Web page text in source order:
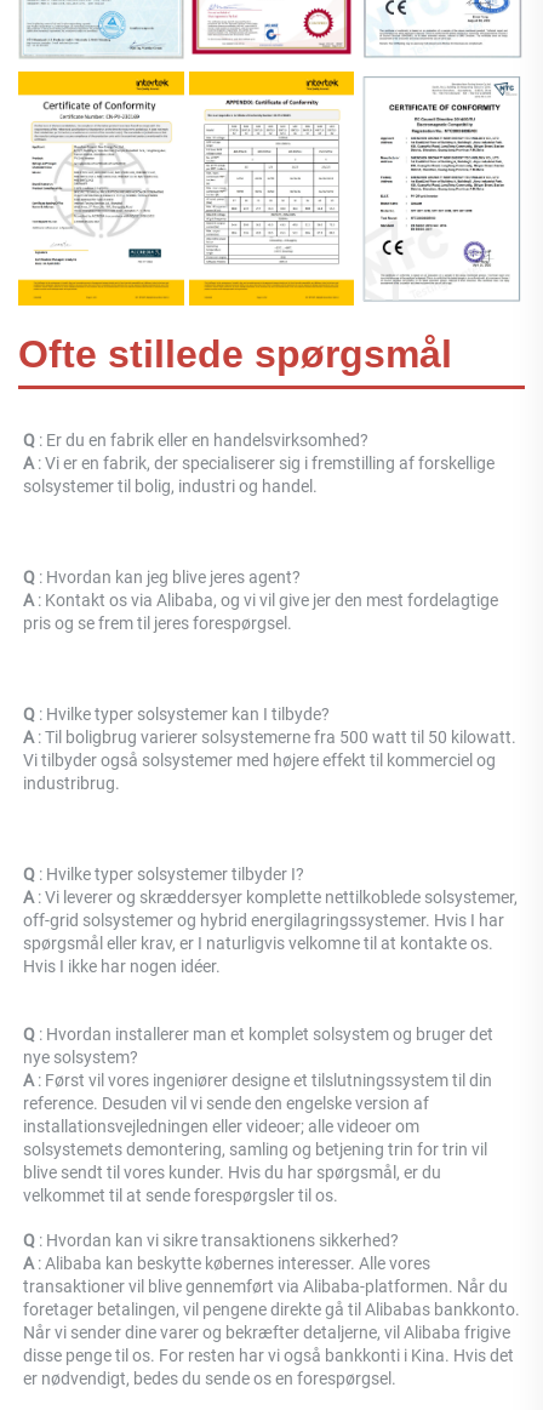
Ofte stillede spørgsmål
Q : Er du en fabrik eller en handelsvirksomhed?
A : Vi er en fabrik, der specialiserer sig i fremstilling af forskellige
solsystemer til bolig, industri og handel.
Q : Hvordan kan jeg blive jeres agent?
A : Kontakt os via Alibaba, og vi vil give jer den mest fordelagtige
pris og se frem til jeres forespørgsel.
Q : Hvilke typer solsystemer kan I tilbyde?
A : Til boligbrug varierer solsystemerne fra 500 watt til 50 kilowatt.
Vi tilbyder også solsystemer med højere effekt til kommerciel og
industribrug.
Q : Hvilke typer solsystemer tilbyder I?
A : Vi leverer og skræddersyer komplette nettilkoblede solsystemer,
off-grid solsystemer og hybrid energilagringssystemer. Hvis I har
spørgsmål eller krav, er I naturligvis velkomne til at kontakte os.
Hvis I ikke har nogen idéer.
Q : Hvordan installerer man et komplet solsystem og bruger det
nye solsystem?
A : Først vil vores ingeniører designe et tilslutningssystem til din
reference. Desuden vil vi sende den engelske version af
installationsvejledningen eller videoer; alle videoer om
solsystemets demontering, samling og betjening trin for trin vil
blive sendt til vores kunder. Hvis du har spørgsmål, er du
velkommet til at sende forespørgsler til os.
Q : Hvordan kan vi sikre transaktionens sikkerhed?
A : Alibaba kan beskytte købernes interesser. Alle vores
transaktioner vil blive gennemført via Alibaba-platformen. Når du
foretager betalingen, vil pengene direkte gå til Alibabas bankkonto.
Når vi sender dine varer og bekræfter detaljerne, vil Alibaba frigive
disse penge til os. For resten har vi også bankkonti i Kina. Hvis det
er nødvendigt, bedes du sende os en forespørgsel.